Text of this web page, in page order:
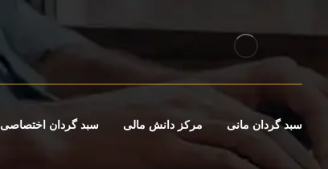
سبد گردان مانی مرکز دانش مالی سبد گردان اختصاصی